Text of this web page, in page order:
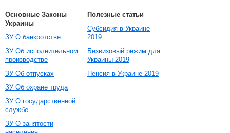
Основные Законы
Украины
ЗУ О банкротстве
ЗУ Об исполнительном
производстве
ЗУ Об отпусках
ЗУ Об охране труда
ЗУ О государственной
службе
ЗУ О занятости
Полезные статьи
Субсидия в Украине
2019
Безвизовый режим для
Украины 2019
Пенсия в Украине 2019